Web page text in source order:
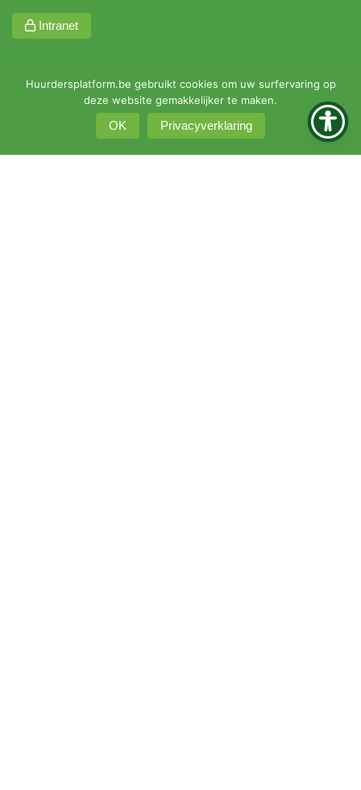
Intranet
Huurdersplatform.be gebruikt cookies om uw surfervaring op
deze website gemakkelijker te maken.
OK Privacyverklaring